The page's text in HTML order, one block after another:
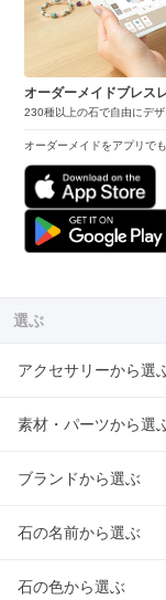
オーダーメイドブレス
230種以上の石で自由にデザ
オーダーメイドをアプリでも
選ぶ
アクセサリーから選
素材・パーツから選
ブランドから選ぶ
石の名前から選ぶ
石の色から選ぶ